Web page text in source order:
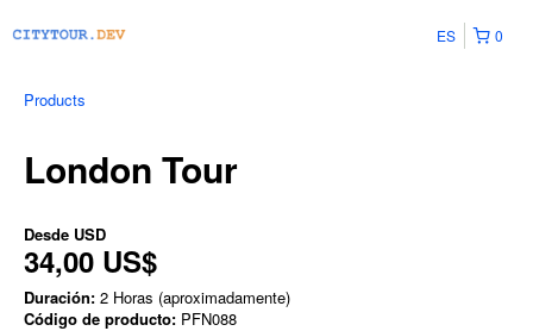
0
ES
Products
London Tour
Desde USD
34,00 US$
Duración: 2 Horas (aproximadamente)
Código de producto: PFN088